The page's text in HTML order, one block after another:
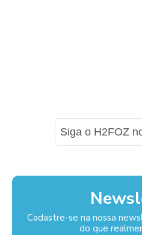
Siga o H2FOZ
Cadastre-se na nossa
do que